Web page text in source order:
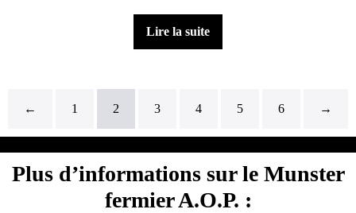
Lire la suite
← 1 2 3 4 5 6 →
Plus d’informations sur le Munster
fermier A.O.P. :